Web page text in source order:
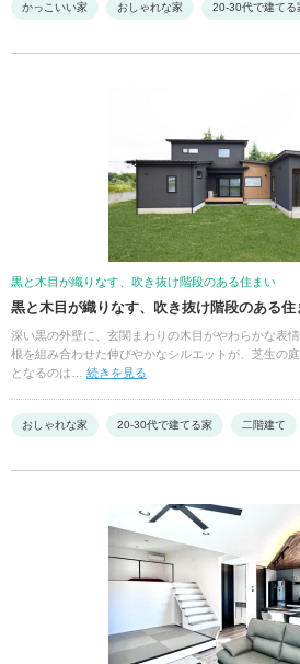
かっこいい家 おしゃれな家 20-30代で建てる
黒と木目が織りなす、吹き抜け階段のある住まい
黒と木目が織りなす、吹き抜け階段のある住
深い黒の外壁に、玄関まわりの木目がやわらかな表
根を組み合わせた伸びやかなシルエットが、芝生の
となるのは… 続きを見る
おしゃれな家 20-30代で建てる家 二階建て